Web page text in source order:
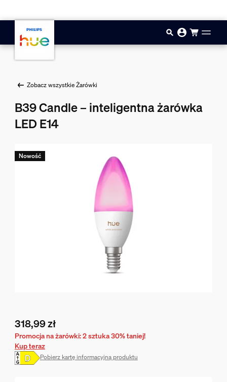
Zobacz wszystkie Żarówki
B39 Candle – inteligentna żarówka
LED E14
Obecna cena to 318,99 zł
318,99 zł
Promocja na żarówki: 2 sztuka 30% taniej!
Kup teraz
Pobierz kartę informacyjną produktu
Nowość